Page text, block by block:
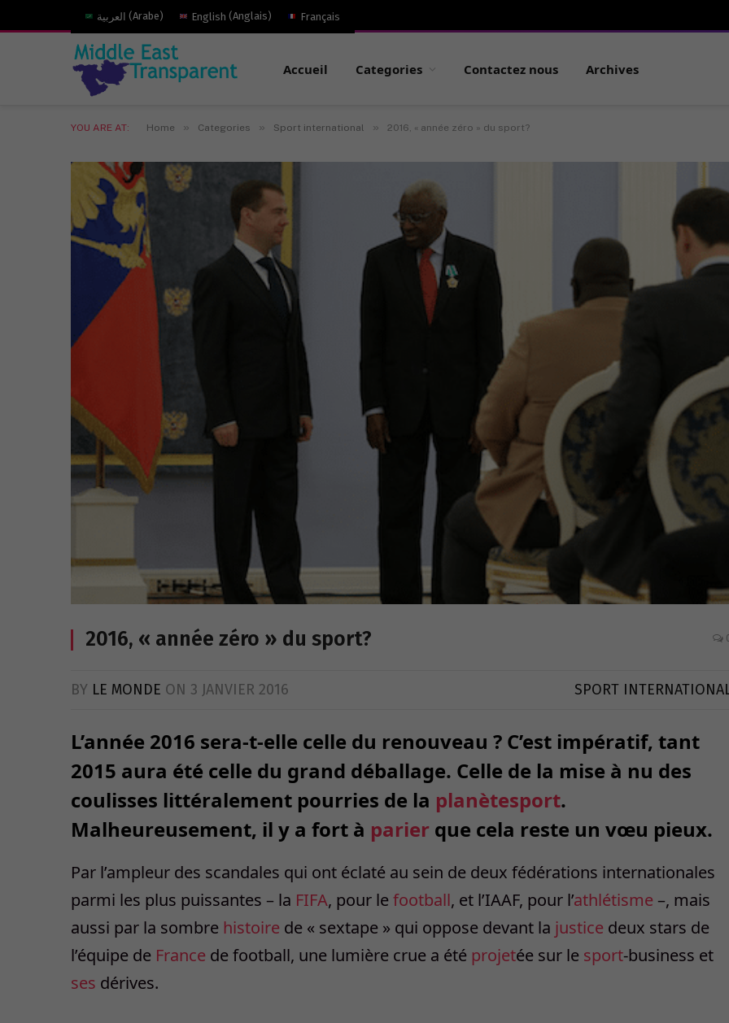
العربية (Arabe) English (Anglais) Français
Accueil Categories Contactez nous Archives
YOU ARE AT: Home » Categories » Sport international » 2016, « année zéro » du sport?
2016, « année zéro » du sport?
BY LE MONDE ON 3 JANVIER 2016 SPORT
L’année 2016 sera-t-elle celle du renouveau ? C’est impératif, tant
2015 aura été celle du grand déballage. Celle de la mise à nu des
coulisses littéralement pourries de la planètesport.
Malheureusement, il y a fort à parier que cela reste un vœu pieux.
Par l’ampleur des scandales qui ont éclaté au sein de deux fédérations internationales
parmi les plus puissantes – la FIFA, pour lefootball, et l’IAAF, pour l’athlétisme –, mais
aussi par la sombre histoire de « sextape » qui oppose devant la justice deux stars de
l’équipe de France de football, une lumière crue a été projetée sur le sport-business et
ses dérives.